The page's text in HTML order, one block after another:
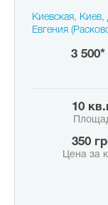
Киевская,
Евгения
3 500*
10
350
Цена за